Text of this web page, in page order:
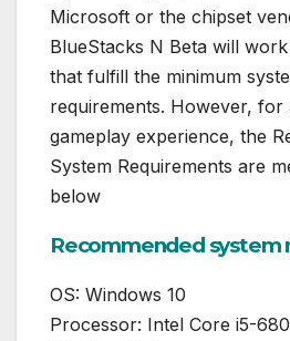
Microsoft or the chipset
BlueStacks N Beta will
that fulfill the minimum
requirements. However, for
gameplay experience, the
System Requirements are
below
Recommended system
OS: Windows 10
Processor: Intel Core i5-